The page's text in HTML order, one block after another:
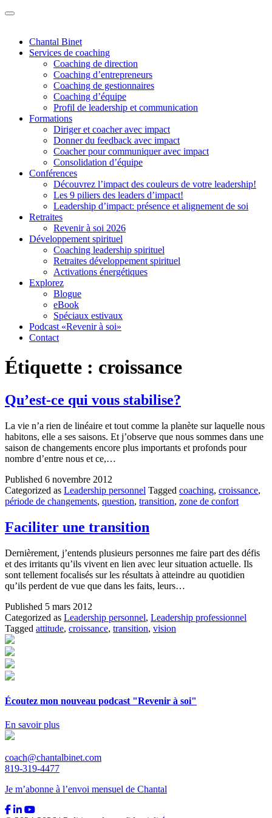
Chantal Binet
Services de coaching
Coaching de direction
Coaching d’entrepreneurs
Coaching de gestionnaires
Coaching d’équipe
Profil de leadership et communication
Formations
Diriger et coacher avec impact
Donner du feedback avec impact
Coacher pour communiquer avec impact
Consolidation d’équipe
Conférences
Découvrez l’impact des couleurs de votre leadership!
Les 9 piliers des leaders d’impact!
Leadership d’impact: présence et alignement de soi
Retraites
Revenir à soi 2026
Développement spirituel
Coaching leadership spirituel
Retraites développement spirituel
Activations énergétiques
Explorez
Blogue
eBook
Spéciaux estivaux
Podcast «Revenir à soi»
Contact
Étiquette : croissance
Qu’est-ce qui vous stabilise?
La vie n’a rien de linéaire et tout comme la planète sur laquelle nous
habitons, elle a ses saisons. Et j’observe que nous sommes dans une
saison de changements encore plus importants et profonds pour
nombre d’entre nous et ce,…
Published 6 novembre 2012
Categorized as Leadership personnel Tagged coaching, croissance,
période de changements, question, transition, zone de confort
Faciliter une transition
Dernièrement, j’entends plusieurs personnes me faire part des défis
et des irritants qu’ils vivent en lien avec leur situation actuelle. Ils
sont tellement focalisés sur les résultats à atteindre au quotidien
qu’ils perdent de vue que dans les faits, leurs…
Published 5 mars 2012
Categorized as Leadership personnel, Leadership professionnel
Tagged attitude, croissance, transition, vision
Écoutez mon nouveau podcast "Revenir à soi"
En savoir plus
coach@chantalbinet.com
819-319-4477
Je m’abonne à l’envoi mensuel de Chantal